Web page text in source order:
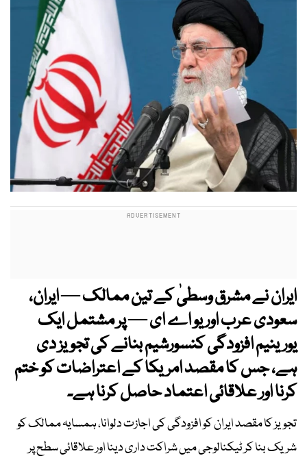
ایران نے مشرق وسطیٰ کے تین ممالک — ایران،
سعودی عرب اور یو اے ای — پر مشتمل ایک
یورینیم افزودگی کنسورشیم بنانے کی تجویز دی
ہے، جس کا مقصد امریکا کے اعتراضات کو ختم
کرنا اور علاقائی اعتماد حاصل کرنا ہے۔
تجویز کا مقصد ایران کو افزودگی کی اجازت دلوانا، ہمسایہ ممالک کو
شریک بنا کر ٹیکنالوجی میں شراکت داری دینا اور علاقائی سطح پر